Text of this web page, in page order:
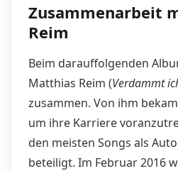
Zusammenarbeit
Reim
Beim darauffolgenden
Matthias Reim (Verdammt
zusammen. Von ihm
um ihre Karriere
den meisten Songs als
beteiligt. Im Februar 2016